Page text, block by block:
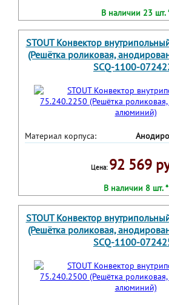
В наличии 23 шт.
STOUT Конвектор
(Решётка роликовая,
SCQ-1100-
Материал корпуса:
Цена: 92 569
В наличии 8 шт. *
STOUT Конвектор
(Решётка роликовая,
SCQ-1100-